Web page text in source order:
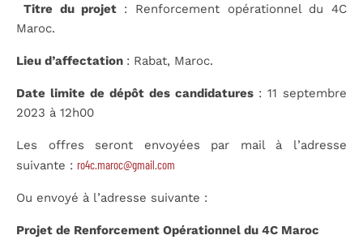
Titre du projet : Renforcement opérationnel du 4C
Maroc.
Lieu d’affectation : Rabat, Maroc.
Date limite de dépôt des candidatures : 11 septembre
2023 à 12h00
Les offres seront envoyées par mail à l’adresse
suivante : ro4c.maroc@gmail.com
Ou envoyé à l’adresse suivante :
Projet de Renforcement Opérationnel du 4C Maroc